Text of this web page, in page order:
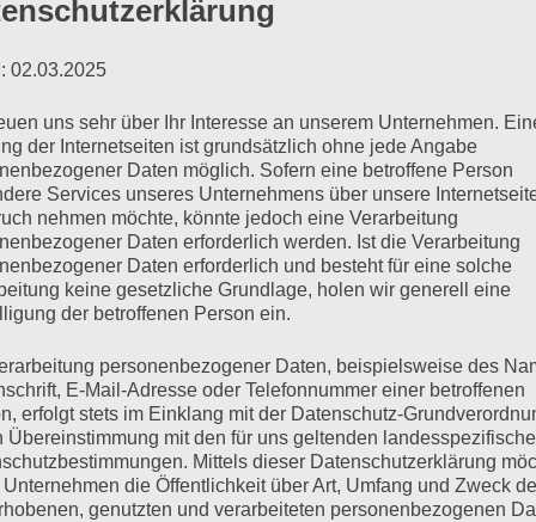
Schlaganfall steht. Ich allerdings kenne ihn und
lange Pause, um dem, was noch kommt, das
eine total verrückte Idee hat, die uns
wird.
trinken Bier. Ich schaue auf die Uhr und gähne
ich eben erst gekommen bin. Davon abgesehen
zu werden. Schon schlimm genug, dass meine
ich schätze es waren nichtmal zehn Sekunden,
was schreiben.«
02.03.2025
uns sehr über Ihr Interesse an unserem Unternehmen.
der Internetseiten ist grundsätzlich ohne jede Angabe
Daten möglich. Sofern eine betroffene Person
Services unseres Unternehmens über unsere
nehmen möchte, könnte jedoch eine Verarbeitung
Daten erforderlich werden. Ist die Verarbeitung
Daten erforderlich und besteht für eine solche
keine gesetzliche Grundlage, holen wir generell eine
der betroffenen Person ein.
personenbezogener Daten, beispielsweise des
E-Mail-Adresse oder Telefonnummer einer betroffenen
erfolgt stets im Einklang mit der Datenschutz-
Übereinstimmung mit den für uns geltenden
Mittels dieser Datenschutzerklärung
Unternehmen die Öffentlichkeit über Art, Umfang und Zweck
genutzten und verarbeiteten personenbezogenen